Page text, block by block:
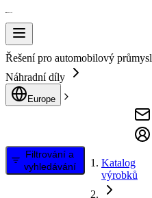
Řešení pro automobilový průmysl
Náhradní díly
Europe
Filtrování a
vyhledávání
Katalog
výrobků